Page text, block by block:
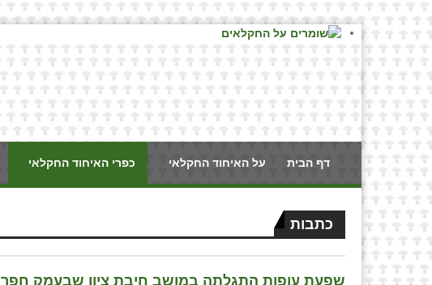
דף הבית על האיחוד החקלאי כפרי האיחוד החקלאי
כתבות
שפעת עופות התגלתה במושב חיבת ציון שבעמק חפר